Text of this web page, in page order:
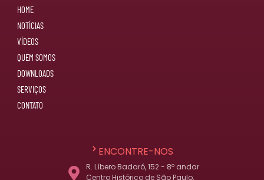
HOME
NOTÍCIAS
VÍDEOS
QUEM SOMOS
DOWNLOADS
SERVIÇOS
CONTATO
ENCONTRE-NOS
R. Líbero Badaró, 152 - 8º andar
Centro Histórico de São Paulo,